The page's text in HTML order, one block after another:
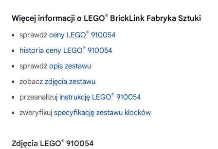
Więcej informacji o LEGO® BrickLink Fabryka Sztuki
sprawdź ceny LEGO® 910054
historia ceny LEGO® 910054
sprawdź opis zestawu
zobacz zdjęcia zestawu
przeanalizuj instrukcję LEGO® 910054
zweryfikuj specyfikację zestawu klocków
Zdjęcia LEGO® 910054